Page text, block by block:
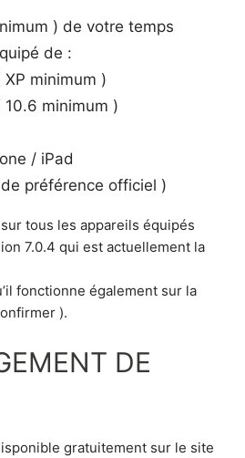
) de votre temps
de :
minimum )
10.6 minimum )
/ iPad
préférence officiel )
tous les appareils équipés
7.0.4 qui est actuellement la
fonctionne également sur la
).
DE
gratuitement sur le site